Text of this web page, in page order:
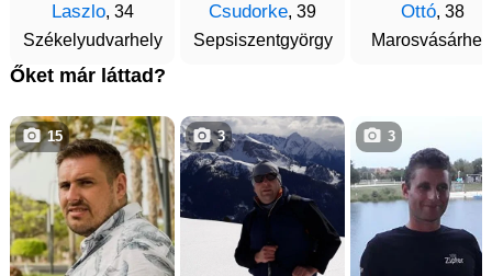
Laszlo, 34
Székelyudvarhely
Csudorke, 39
Sepsiszentgyörgy
Ottó, 38
Őket már láttad?
15 3 3